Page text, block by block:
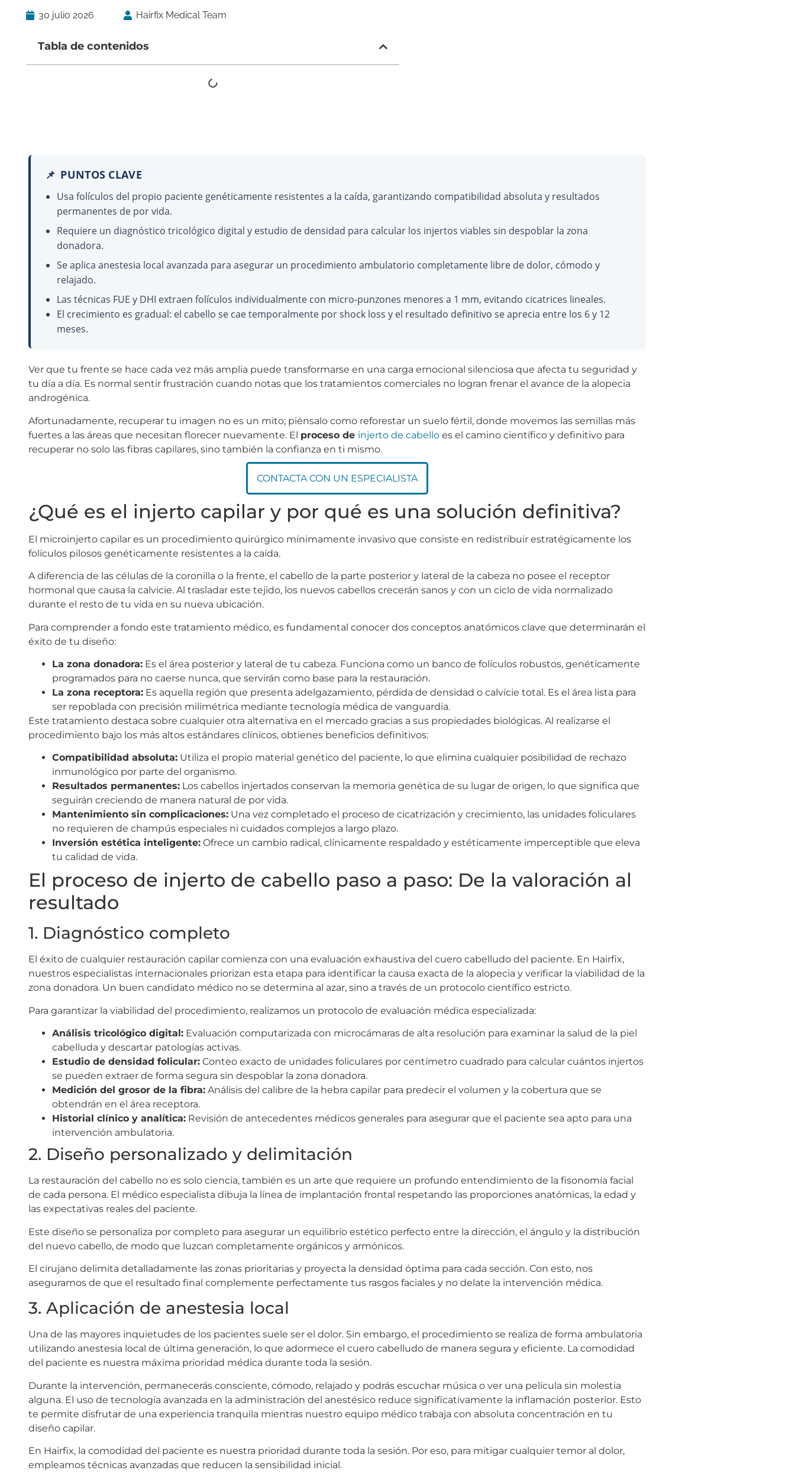
30 julio 2026 Hairfix Medical Team
Tabla de contenidos
📌 PUNTOS CLAVE
Usa folículos del propio paciente genéticamente resistentes a la caída, garantizando compatibilidad absoluta y resultados
permanentes de por vida.
Requiere un diagnóstico tricológico digital y estudio de densidad para calcular los injertos viables sin despoblar la zona
donadora.
Se aplica anestesia local avanzada para asegurar un procedimiento ambulatorio completamente libre de dolor, cómodo y
relajado.
Las técnicas FUE y DHI extraen folículos individualmente con micro-punzones menores a 1 mm, evitando cicatrices lineales.
El crecimiento es gradual: el cabello se cae temporalmente por shock loss y el resultado definitivo se aprecia entre los 6 y 12
meses.
Ver que tu frente se hace cada vez más amplia puede transformarse en una carga emocional silenciosa que afecta tu seguridad y
tu día a día. Es normal sentir frustración cuando notas que los tratamientos comerciales no logran frenar el avance de la alopecia
androgénica.
Afortunadamente, recuperar tu imagen no es un mito; piénsalo como reforestar un suelo fértil, donde movemos las semillas más
fuertes a las áreas que necesitan florecer nuevamente. El proceso de injerto de cabello es el camino científico y definitivo para
recuperar no solo las fibras capilares, sino también la confianza en ti mismo.
CONTACTA CON UN ESPECIALISTA
¿Qué es el injerto capilar y por qué es una solución definitiva?
El microinjerto capilar es un procedimiento quirúrgico mínimamente invasivo que consiste en redistribuir estratégicamente los
folículos pilosos genéticamente resistentes a la caída.
A diferencia de las células de la coronilla o la frente, el cabello de la parte posterior y lateral de la cabeza no posee el receptor
hormonal que causa la calvicie. Al trasladar este tejido, los nuevos cabellos crecerán sanos y con un ciclo de vida normalizado
durante el resto de tu vida en su nueva ubicación.
Para comprender a fondo este tratamiento médico, es fundamental conocer dos conceptos anatómicos clave que determinarán el
éxito de tu diseño:
La zona donadora: Es el área posterior y lateral de tu cabeza. Funciona como un banco de folículos robustos, genéticamente
programados para no caerse nunca, que servirán como base para la restauración.
La zona receptora: Es aquella región que presenta adelgazamiento, pérdida de densidad o calvicie total. Es el área lista para
ser repoblada con precisión milimétrica mediante tecnología médica de vanguardia.
Este tratamiento destaca sobre cualquier otra alternativa en el mercado gracias a sus propiedades biológicas. Al realizarse el
procedimiento bajo los más altos estándares clínicos, obtienes beneficios definitivos:
Compatibilidad absoluta: Utiliza el propio material genético del paciente, lo que elimina cualquier posibilidad de rechazo
inmunológico por parte del organismo.
Resultados permanentes: Los cabellos injertados conservan la memoria genética de su lugar de origen, lo que significa que
seguirán creciendo de manera natural de por vida.
Mantenimiento sin complicaciones: Una vez completado el proceso de cicatrización y crecimiento, las unidades foliculares
no requieren de champús especiales ni cuidados complejos a largo plazo.
Inversión estética inteligente: Ofrece un cambio radical, clínicamente respaldado y estéticamente imperceptible que eleva
tu calidad de vida.
El proceso de injerto de cabello paso a paso: De la valoración al
resultado
1. Diagnóstico completo
El éxito de cualquier restauración capilar comienza con una evaluación exhaustiva del cuero cabelludo del paciente. En Hairfix,
nuestros especialistas internacionales priorizan esta etapa para identificar la causa exacta de la alopecia y verificar la viabilidad de la
zona donadora. Un buen candidato médico no se determina al azar, sino a través de un protocolo científico estricto.
Para garantizar la viabilidad del procedimiento, realizamos un protocolo de evaluación médica especializada:
Análisis tricológico digital: Evaluación computarizada con microcámaras de alta resolución para examinar la salud de la piel
cabelluda y descartar patologías activas.
Estudio de densidad folicular: Conteo exacto de unidades foliculares por centímetro cuadrado para calcular cuántos injertos
se pueden extraer de forma segura sin despoblar la zona donadora.
Medición del grosor de la fibra: Análisis del calibre de la hebra capilar para predecir el volumen y la cobertura que se
obtendrán en el área receptora.
Historial clínico y analítica: Revisión de antecedentes médicos generales para asegurar que el paciente sea apto para una
intervención ambulatoria.
2. Diseño personalizado y delimitación
La restauración del cabello no es solo ciencia, también es un arte que requiere un profundo entendimiento de la fisonomía facial
de cada persona. El médico especialista dibuja la línea de implantación frontal respetando las proporciones anatómicas, la edad y
las expectativas reales del paciente.
Este diseño se personaliza por completo para asegurar un equilibrio estético perfecto entre la dirección, el ángulo y la distribución
del nuevo cabello, de modo que luzcan completamente orgánicos y armónicos.
El cirujano delimita detalladamente las zonas prioritarias y proyecta la densidad óptima para cada sección. Con esto, nos
aseguramos de que el resultado final complemente perfectamente tus rasgos faciales y no delate la intervención médica.
3. Aplicación de anestesia local
Una de las mayores inquietudes de los pacientes suele ser el dolor. Sin embargo, el procedimiento se realiza de forma ambulatoria
utilizando anestesia local de última generación, lo que adormece el cuero cabelludo de manera segura y eficiente. La comodidad
del paciente es nuestra máxima prioridad médica durante toda la sesión.
Durante la intervención, permanecerás consciente, cómodo, relajado y podrás escuchar música o ver una película sin molestia
alguna. El uso de tecnología avanzada en la administración del anestésico reduce significativamente la inflamación posterior. Esto
te permite disfrutar de una experiencia tranquila mientras nuestro equipo médico trabaja con absoluta concentración en tu
diseño capilar.
En Hairfix, la comodidad del paciente es nuestra prioridad durante toda la sesión. Por eso, para mitigar cualquier temor al dolor,
empleamos técnicas avanzadas que reducen la sensibilidad inicial.